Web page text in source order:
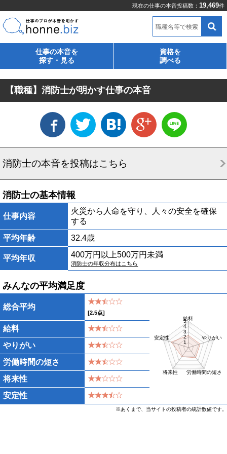
現在の仕事の本音投稿数： 19,469件
職種名等で検索
仕事の本音を
探す・見る
資格を
調べる
【職種】消防士が明かす仕事の本音
消防士の本音を投稿はこちら
消防士の基本情報
仕事内容
火災から人命を守り、人々の安全を確保
する
平均年齢
32.4歳
平均年収 400万円以上500万円未満
消防士の年収分布はこちら
みんなの平均満足度
総合平均
[2.5点]
1
2
3
4
5
給料
やりがい
労働時間の短さ
将来性
安定性
給料
やりがい
労働時間の短さ
将来性
安定性
※あくまで、当サイトの投稿者の統計数値です。